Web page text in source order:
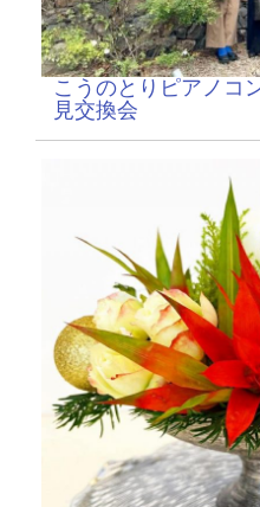
こうのとりピアノコ
見交換会